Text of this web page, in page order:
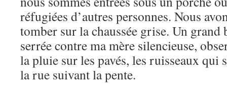
réfugiées d’autres personnes. Nous
tomber sur la chaussée grise. Un grand
serrée contre ma mère silencieuse,
la pluie sur les pavés, les ruisseaux qui
la rue suivant la pente.